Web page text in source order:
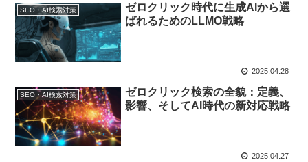
SEO・AI検索対策
ゼロクリック時代に生成AIから選
ばれるためのLLMO戦略
2025.04.28
SEO・AI検索対策
ゼロクリック検索の全貌：定義、
影響、そしてAI時代の新対応戦略
2025.04.27